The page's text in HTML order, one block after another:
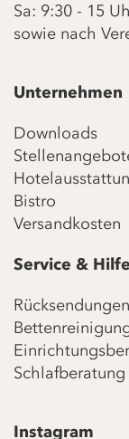
Sa: 9:30 - 15
sowie nach
Unternehmen
Downloads
Bistro
Versandkosten
Service & Hilfe
Rücksendungen
Schlafberatung
Instagram